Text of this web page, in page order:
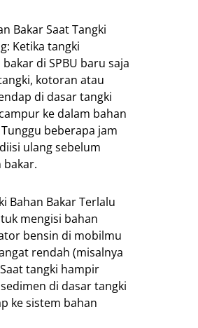
Bakar Saat Tangki
Ketika tangki
di SPBU baru saja
kotoran atau
di dasar tangki
ke dalam bahan
beberapa jam
ulang sebelum
bakar.
Bahan Bakar Terlalu
mengisi bahan
bensin di mobilmu
rendah (misalnya
tangki hampir
di dasar tangki
ke sistem bahan